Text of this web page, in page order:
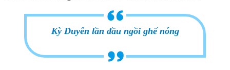
Kỳ Duyên lần đầu ngồi ghế nóng